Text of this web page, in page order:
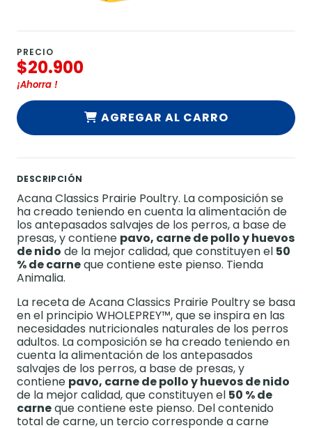
PRECIO
$20.900
¡Ahorra !
AGREGAR AL CARRO
DESCRIPCIÓN
Acana Classics Prairie Poultry. La composición se
ha creado teniendo en cuenta la alimentación de
los antepasados salvajes de los perros, a base de
presas, y contiene pavo, carne de pollo y huevos
de nido de la mejor calidad, que constituyen el 50
% de carneque contiene este pienso. Tienda
Animalia.
La receta de Acana Classics Prairie Poultry se basa
en el principio WHOLEPREY™, que se inspira en las
necesidades nutricionales naturales de los perros
adultos. La composición se ha creado teniendo en
cuenta la alimentación de los antepasados
salvajes de los perros, a base de presas, y
contiene pavo, carne de pollo y huevos de nido
de la mejor calidad, que constituyen el 50 % de
carneque contiene este pienso. Del contenido
total de carne, un tercio corresponde a carne